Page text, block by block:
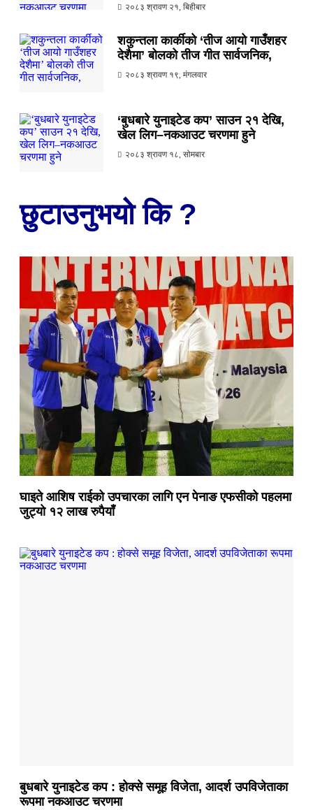
२०८३ श्रावण २१, बिहीबार
शकुन्तला कार्कीको ‘तीज आयो गाउँशहर
देशैमा’ बोलको तीज गीत सार्वजनिक,
२०८३ श्रावण १९, मंगलवार
‘बुधबारे युनाइटेड कप’ साउन २१ देखि,
खेल लिग–नकआउट चरणमा हुने
२०८३ श्रावण १८, सोमबार
छुटाउनुभयो कि ?
घाइते आशिष राईको उपचारका लागि एन पेनाङ एफसीको पहलमा
जुट्यो १२ लाख रुपैयाँ
बुधबारे युनाइटेड कप : होक्से समूह विजेता, आदर्श उपविजेताका
रूपमा नकआउट चरणमा